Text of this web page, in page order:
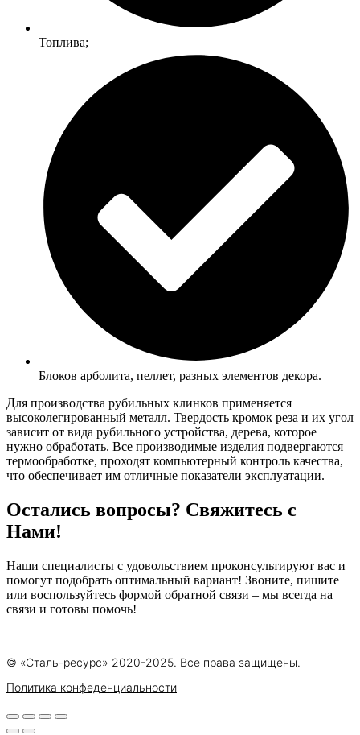
Топлива;
Блоков арболита, пеллет, разных элементов декора.
Для производства рубильных клинков применяется
высоколегированный металл. Твердость кромок реза и их угол
зависит от вида рубильного устройства, дерева, которое
нужно обработать. Все производимые изделия подвергаются
термообработке, проходят компьютерный контроль качества,
что обеспечивает им отличные показатели эксплуатации.
Остались вопросы? Свяжитесь с
Нами!
Наши специалисты с удовольствием проконсультируют вас и
помогут подобрать оптимальный вариант! Звоните, пишите
или воспользуйтесь формой обратной связи – мы всегда на
связи и готовы помочь!
© «Сталь-ресурс» 2020-2025. Все права защищены.
Политика конфеденциальности